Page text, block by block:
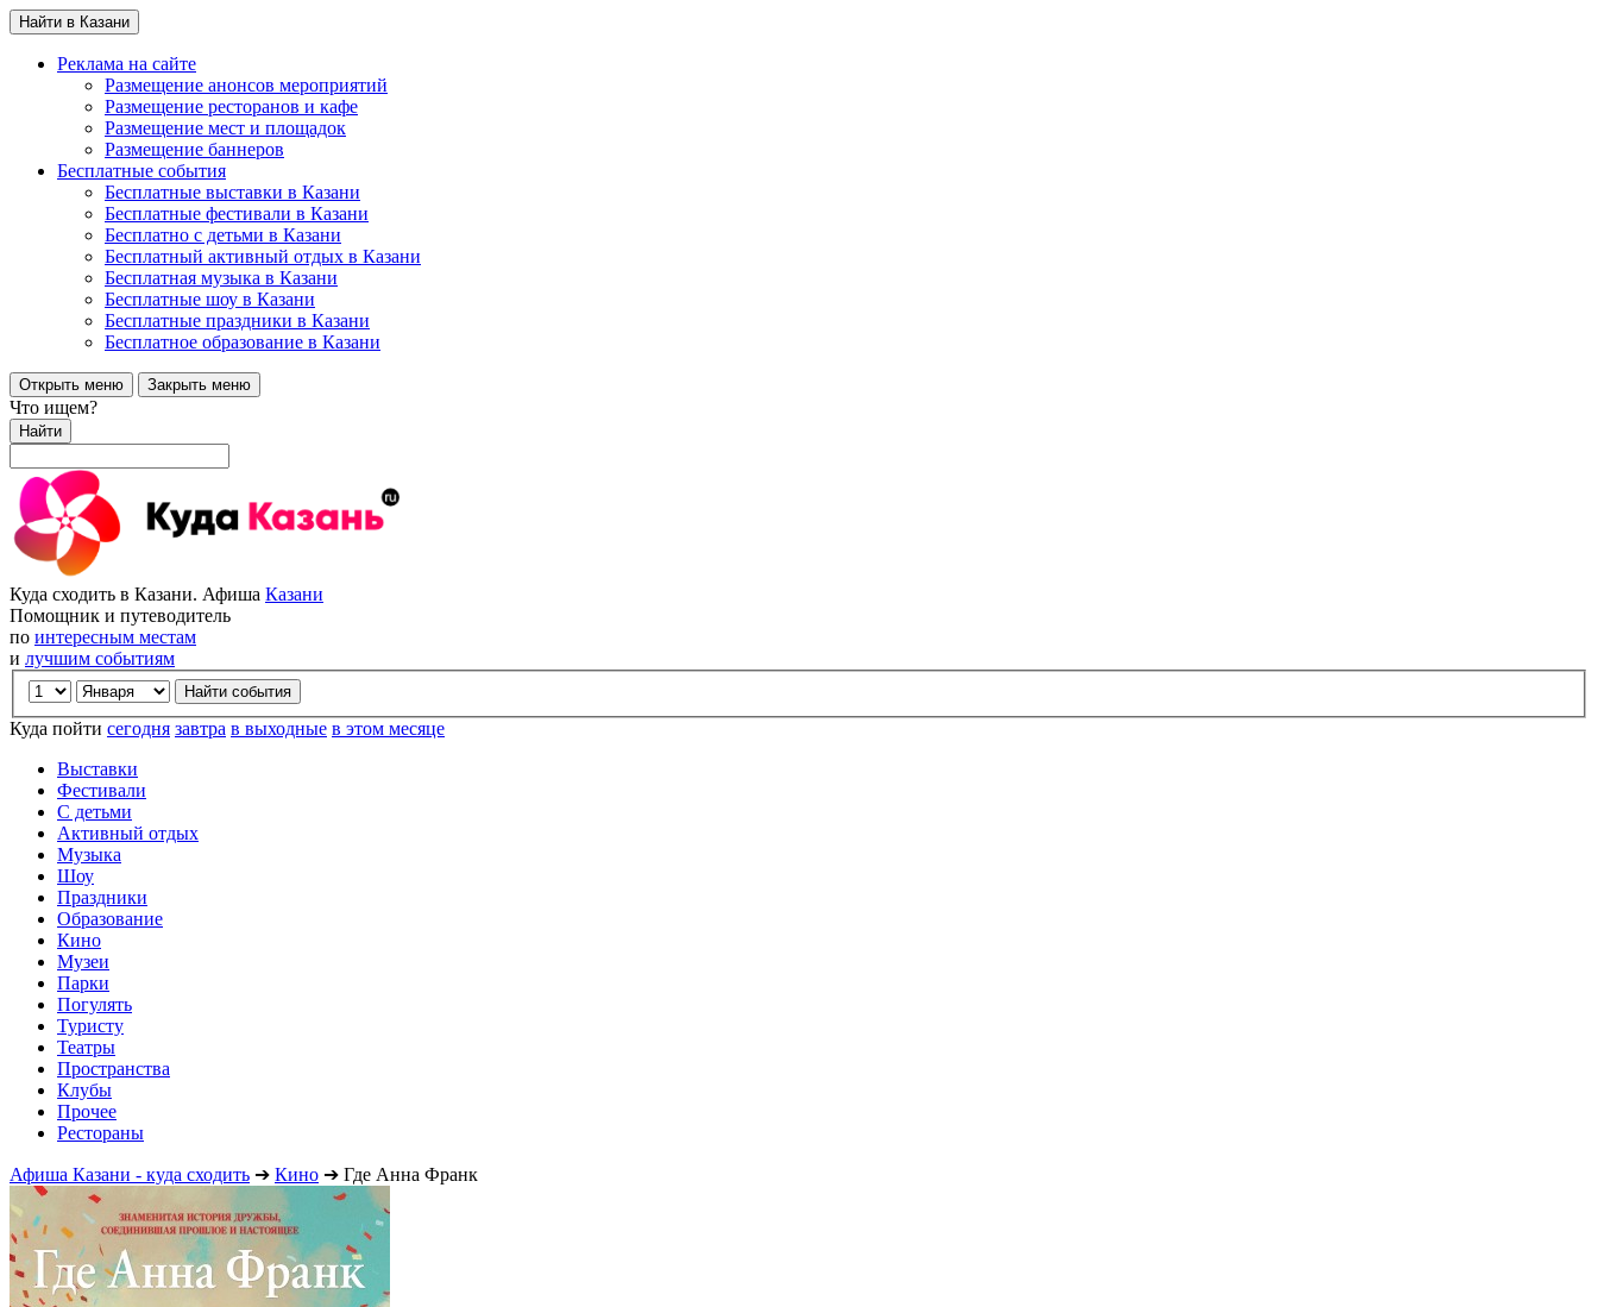
Найти в Казани
Реклама на сайте
Размещение анонсов мероприятий
Размещение ресторанов и кафе
Размещение мест и площадок
Размещение баннеров
Бесплатные события
Бесплатные выставки в Казани
Бесплатные фестивали в Казани
Бесплатно с детьми в Казани
Бесплатный активный отдых в Казани
Бесплатная музыка в Казани
Бесплатные шоу в Казани
Бесплатные праздники в Казани
Бесплатное образование в Казани
Открыть меню Закрыть меню
Что ищем?
Найти
Куда сходить в Казани. Афиша Казани
Помощник и путеводитель
по интересным местам
и лучшим событиям
Куда пойти сегодня завтра в выходные в этом месяце
Выставки
Фестивали
С детьми
Активный отдых
Музыка
Шоу
Праздники
Образование
Кино
Музеи
Парки
Погулять
Туристу
Театры
Пространства
Клубы
Прочее
Рестораны
Афиша Казани - куда сходить ➔ Кино ➔ Где Анна Франк